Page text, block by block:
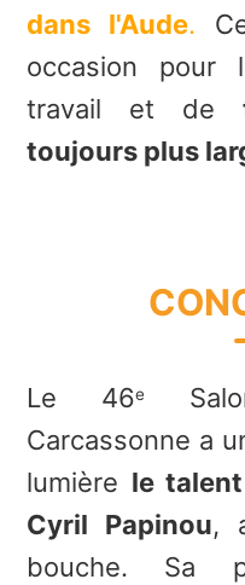
dans l'Aude.
occasion pour
travail et de
toujours plus
Le 46e
Carcassonne a
lumière le
Cyril Papinou,
bouche. Sa